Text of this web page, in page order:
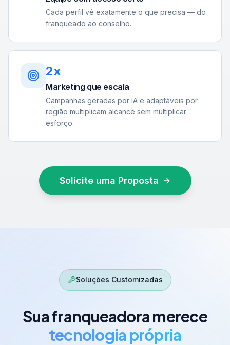
Cada perfil vê exatamente o que precisa — do
franqueado ao conselho.
2x
Marketing que escala
Campanhas geradas por IA e adaptáveis por
região multiplicam alcance sem multiplicar
esforço.
Solicite uma Proposta
Soluções Customizadas
Sua franqueadora merece
tecnologia própria